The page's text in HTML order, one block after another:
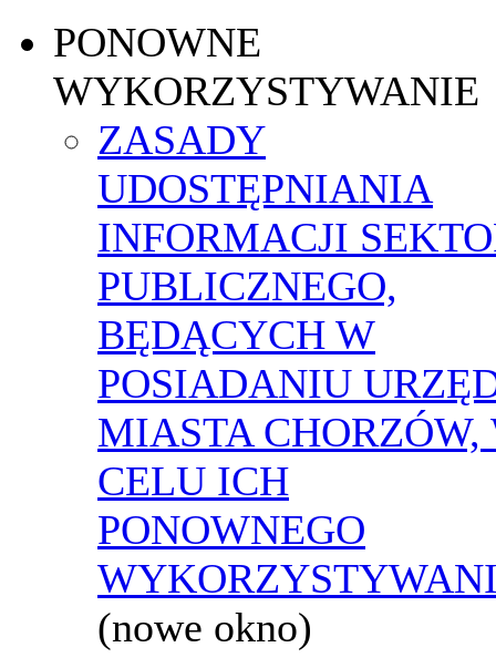
PONOWNE
WYKORZYSTYWANIE
ZASADY
UDOSTĘPNIANIA
INFORMACJI
PUBLICZNEGO,
BĘDĄCYCH W
POSIADANIU
MIASTA CHORZÓW,
CELU ICH
PONOWNEGO
(nowe okno)